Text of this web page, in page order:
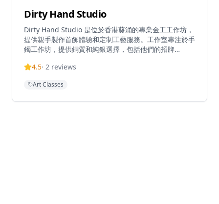
Dirty Hand Studio
Dirty Hand Studio 是位於香港葵涌的專業金工工作坊，
提供親手製作首飾體驗和定制工藝服務。工作室專注於手
鐲工作坊，提供銅質和純銀選擇，包括他們的招牌
刻上自定義訊息。他們還提供「扭扭擰擰」銅手鐲工作
業大廈，結合傳統金工工藝與現代創意，是尋求獨特手工
4.5· 2 reviews
Art Classes